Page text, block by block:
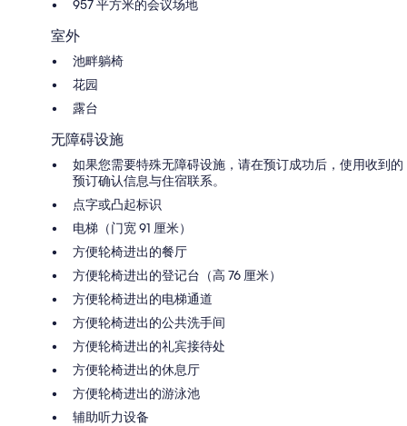
957 平方米的会议场地
室外
池畔躺椅
花园
露台
无障碍设施
如果您需要特殊无障碍设施，请在预订成功后，使用收到的
预订确认信息与住宿联系。
点字或凸起标识
电梯（门宽 91 厘米）
方便轮椅进出的餐厅
方便轮椅进出的登记台（高 76 厘米）
方便轮椅进出的电梯通道
方便轮椅进出的公共洗手间
方便轮椅进出的礼宾接待处
方便轮椅进出的休息厅
方便轮椅进出的游泳池
辅助听力设备